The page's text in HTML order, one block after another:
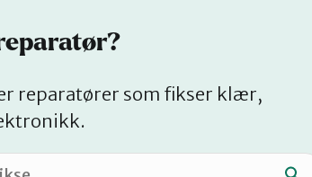
reparatører som fikser klær,